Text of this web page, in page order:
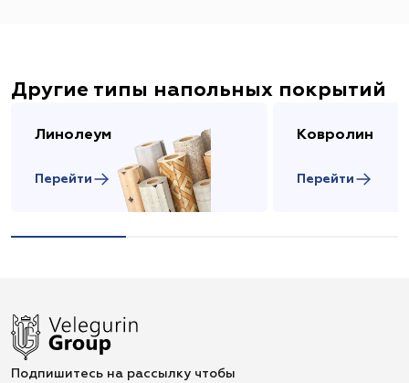
Другие типы напольных покрытий
Линолеум
Перейти
Ковролин
Перейти
Подпишитесь на рассылку чтобы